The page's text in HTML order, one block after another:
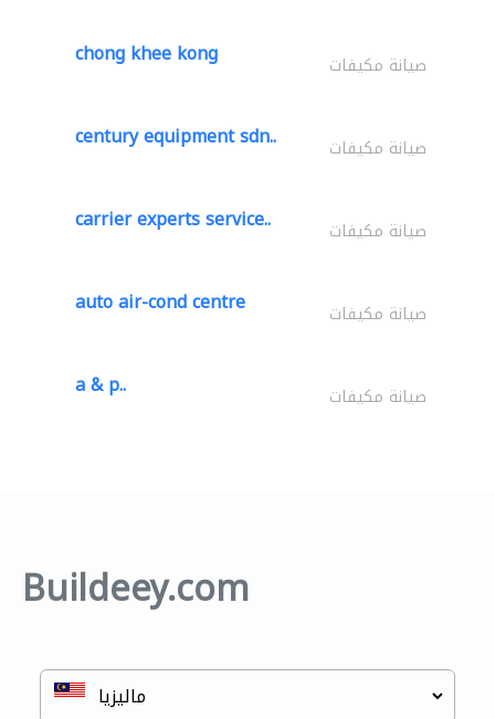
chong khee kong صيانة مكيفات
century equipment sdn.. صيانة مكيفات
carrier experts service.. صيانة مكيفات
auto air-cond centre صيانة مكيفات
a & p.. صيانة مكيفات
Buildeey.com